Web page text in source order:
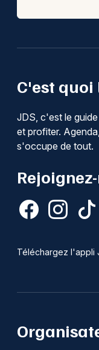
C'est quoi
JDS, c'est le
et profiter.
s'occupe de tout.
Téléchargez l'appli